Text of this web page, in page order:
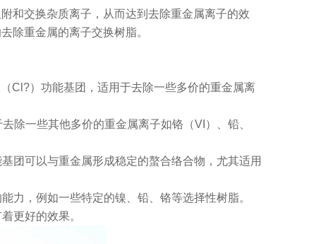
和交换杂质离子，从而达到去除重金属离子的效
除重金属的离子交换树脂。
Cl?）功能基团，适用于去除一些多价的重金属离
除一些其他多价的重金属离子如铬（VI）、铅、
团可以与重金属形成稳定的螯合络合物，尤其适用
力，例如一些特定的镍、铅、铬等选择性树脂。
更好的效果。